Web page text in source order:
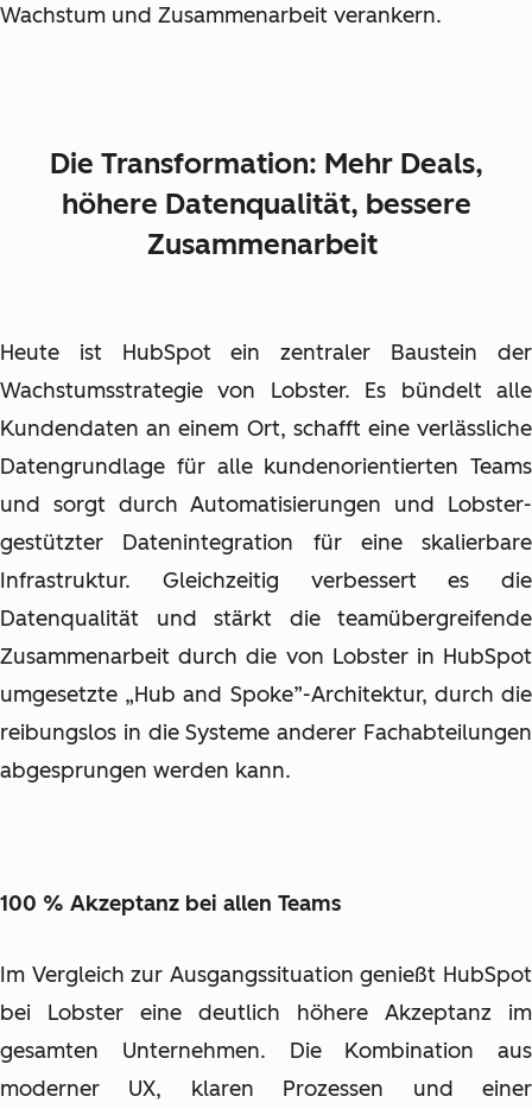
Wachstum und Zusammenarbeit verankern.
Die Transformation: Mehr Deals,
höhere Datenqualität, bessere
Zusammenarbeit
Heute ist HubSpot ein zentraler Baustein der
Wachstumsstrategie von Lobster. Es bündelt alle
Kundendaten an einem Ort, schafft eine verlässliche
Datengrundlage für alle kundenorientierten Teams
und sorgt durch Automatisierungen und Lobster-
gestützter Datenintegration für eine skalierbare
Infrastruktur. Gleichzeitig verbessert es die
Datenqualität und stärkt die teamübergreifende
Zusammenarbeit durch die von Lobster in HubSpot
umgesetzte „Hub and Spoke”-Architektur, durch die
reibungslos in die Systeme anderer Fachabteilungen
abgesprungen werden kann.
100 % Akzeptanz bei allen Teams
Im Vergleich zur Ausgangssituation genießt HubSpot
bei Lobster eine deutlich höhere Akzeptanz im
gesamten Unternehmen. Die Kombination aus
moderner UX, klaren Prozessen und einer